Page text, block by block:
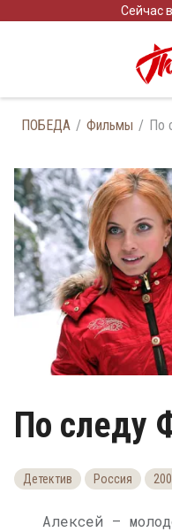
Сейчас
ПОБЕДА Фильмы По
По следу
Детектив Россия
Алексей —